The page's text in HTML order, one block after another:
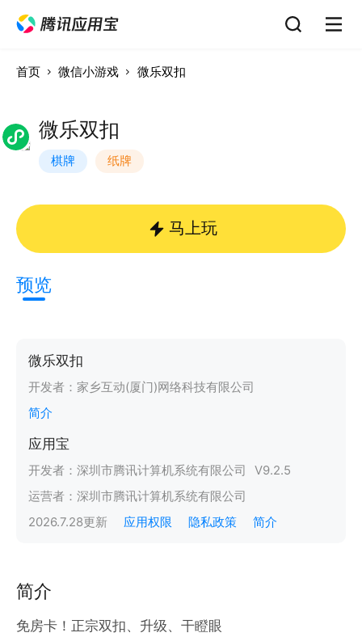
首页 微信小游戏 微乐双扣
微乐双扣
棋牌 纸牌
马上玩
预览
微乐双扣
开发者： 家乡互动(厦门)网络科技有限公司
简介
应用宝
开发者： 深圳市腾讯计算机系统有限公司 V9.2.5
运营者： 深圳市腾讯计算机系统有限公司
2026.7.28更新 应用权限 隐私政策 简介
简介
免房卡！正宗双扣、升级、干瞪眼